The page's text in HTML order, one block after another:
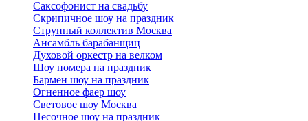
Саксофонист на свадьбу
Скрипичное шоу на праздник
Струнный коллектив Москва
Ансамбль барабанщиц
Духовой оркестр на велком
Шоу номера на праздник
Бармен шоу на праздник
Огненное фаер шоу
Световое шоу Москва
Песочное шоу на праздник